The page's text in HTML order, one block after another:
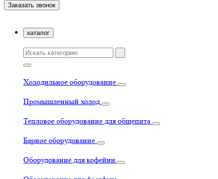
Заказать звонок
каталог
Холодильное оборудование
Промышленный холод
Тепловое оборудование для общепита
Барное оборудование
Оборудование для кофейни